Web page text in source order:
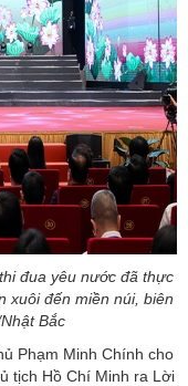
đua yêu nước đã thực
xuôi đến miền núi, biên
Bắc
Phạm Minh Chính cho
tịch Hồ Chí Minh ra Lời